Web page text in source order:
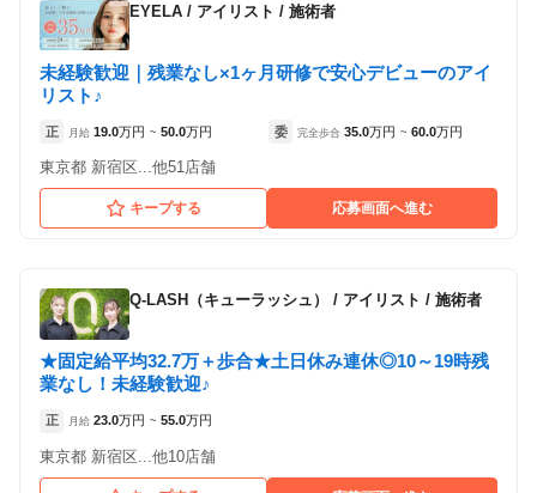
EYELA / アイリスト / 施術者
未経験歓迎｜残業なし×1ヶ月研修で安心デビューのアイ
リスト♪
正 月給 19.0万円 ~ 50.0万円 委 完全歩合 35.0万円 ~ 60.0万円
東京都 新宿区...他51店舗
キープする 応募画面へ進む
Q-LASH（キューラッシュ） / アイリスト / 施術者
★固定給平均32.7万＋歩合★土日休み連休◎10～19時残
業なし！未経験歓迎♪
正 月給 23.0万円 ~ 55.0万円
東京都 新宿区...他10店舗